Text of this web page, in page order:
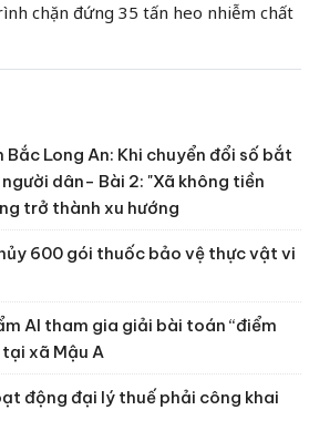
chặn đứng 35 tấn heo nhiễm chất
Long An: Khi chuyển đổi số bắt
dân- Bài 2: "Xã không tiền
trở thành xu hướng
600 gói thuốc bảo vệ thực vật vi
AI tham gia giải bài toán “điểm
xã Mậu A
động đại lý thuế phải công khai